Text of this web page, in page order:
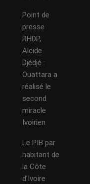
Point de
presse
RHDP,
Alcide
Djédjé :
Ouattara a
réalisé le
second
miracle
Ivoirien
Le PIB par
habitant de
la Côte
d’Ivoire